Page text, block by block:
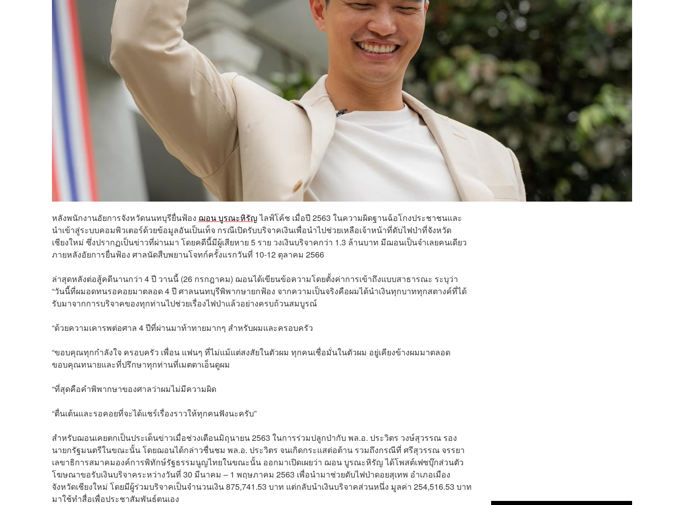
หลังพนักงานอัยการจังหวัดนนทบุรียื่นฟ้อง ฌอน บูรณะหิรัญไลฟ์โค้ช เมื่อปี 2563 ในความผิดฐานฉ้อโกงประชาชนและ
นำเข้าสู่ระบบคอมพิวเตอร์ด้วยข้อมูลอันเป็นเท็จ กรณีเปิดรับบริจาคเงินเพื่อนำไปช่วยเหลือเจ้าหน้าที่ดับไฟป่าที่จังหวัด
เชียงใหม่ ซึ่งปรากฏเป็นข่าวที่ผ่านมา โดยคดีนี้มีผู้เสียหาย 5 ราย วงเงินบริจาคกว่า 1.3 ล้านบาท มีฌอนเป็นจำเลยคนเดียว
ภายหลังอัยการยื่นฟ้อง ศาลนัดสืบพยานโจทก์ครั้งแรกวันที่ 10-12 ตุลาคม 2566
ล่าสุดหลังต่อสู้คดีนานกว่า 4 ปี วานนี้ (26 กรกฎาคม) ฌอนได้เขียนข้อความโดยตั้งค่าการเข้าถึงแบบสาธารณะ ระบุว่า
“วันนี้ที่ผมอดทนรอคอยมาตลอด 4 ปี ศาลนนทบุรีพิพากษายกฟ้อง จากความเป็นจริงคือผมได้นำเงินทุกบาททุกสตางค์ที่ได้
รับมาจากการบริจาคของทุกท่านไปช่วยเรื่องไฟป่าแล้วอย่างครบถ้วนสมบูรณ์
“ด้วยความเคารพต่อศาล 4 ปีที่ผ่านมาท้าทายมากๆ สำหรับผมและครอบครัว
“ขอบคุณทุกกำลังใจ ครอบครัว เพื่อน แฟนๆ ที่ไม่แม้แต่สงสัยในตัวผม ทุกคนเชื่อมั่นในตัวผม อยู่เคียงข้างผมมาตลอด
ขอบคุณทนายและที่ปรึกษาทุกท่านที่เมตตาเอ็นดูผม
“ที่สุดคือคำพิพากษาของศาลว่าผมไม่มีความผิด
“ตื่นเต้นและรอคอยที่จะได้แชร์เรื่องราวให้ทุกคนฟังนะครับ”
สำหรับฌอนเคยตกเป็นประเด็นข่าวเมื่อช่วงเดือนมิถุนายน 2563 ในการร่วมปลูกป่ากับ พล.อ. ประวิตร วงษ์สุวรรณ รอง
นายกรัฐมนตรีในขณะนั้น โดยฌอนได้กล่าวชื่นชม พล.อ. ประวิตร จนเกิดกระแสต่อต้าน รวมถึงกรณีที่ ศรีสุวรรณ จรรยา
เลขาธิการสมาคมองค์การพิทักษ์รัฐธรรมนูญไทยในขณะนั้น ออกมาเปิดเผยว่า ฌอน บูรณะหิรัญ ได้โพสต์เฟซบุ๊กส่วนตัว
โฆษณาขอรับเงินบริจาคระหว่างวันที่ 30 มีนาคม – 1 พฤษภาคม 2563 เพื่อนำมาช่วยดับไฟป่าดอยสุเทพ อำเภอเมือง
จังหวัดเชียงใหม่ โดยมีผู้ร่วมบริจาคเป็นจำนวนเงิน 875,741.53 บาท แต่กลับนำเงินบริจาคส่วนหนึ่ง มูลค่า 254,516.53 บาท
มาใช้ทำสื่อเพื่อประชาสัมพันธ์ตนเอง